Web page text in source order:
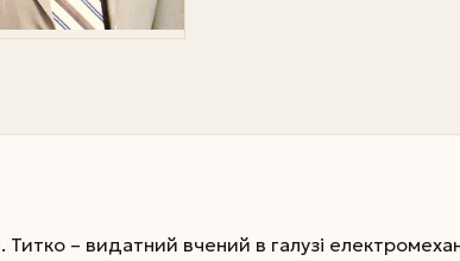
Титко – видатний вчений в галузі